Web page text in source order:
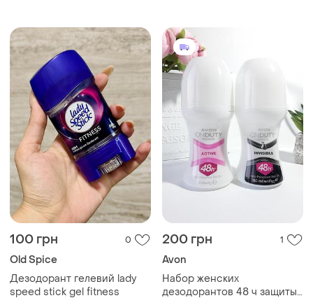
100 грн 0
Old Spice
Дезодорант гелевий lady
speed stick gel fitness
200 грн 1
Avon
Набор женских
дезодорантов 48 ч защиты,